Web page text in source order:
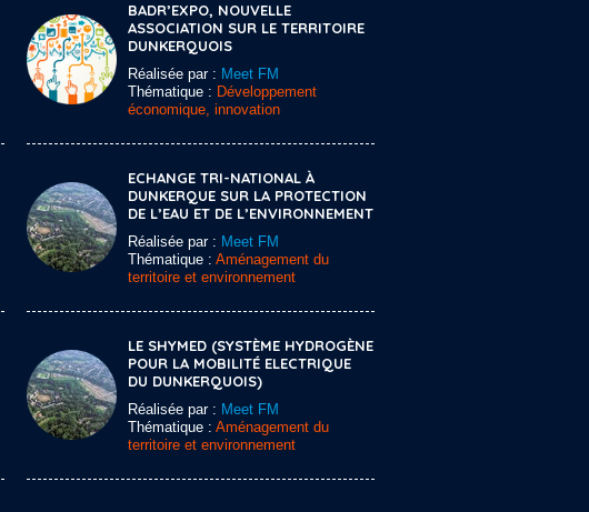
BADR’EXPO, NOUVELLE
ASSOCIATION SUR LE TERRITOIRE
DUNKERQUOIS
Réalisée par : Meet FM
Thématique : Développement
économique, innovation
ECHANGE TRI-NATIONAL À
DUNKERQUE SUR LA PROTECTION
DE L’EAU ET DE L’ENVIRONNEMENT
Réalisée par : Meet FM
Thématique : Aménagement du
territoire et environnement
LE SHYMED (SYSTÈME HYDROGÈNE
POUR LA MOBILITÉ ELECTRIQUE
DU DUNKERQUOIS)
Réalisée par : Meet FM
Thématique : Aménagement du
territoire et environnement